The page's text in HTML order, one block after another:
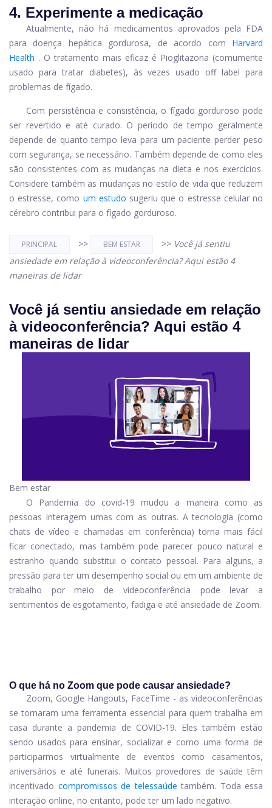
4. Experimente a medicação
Atualmente, não há medicamentos aprovados pela FDA
para doença hepática gordurosa, de acordo com
Harvard
Health . O tratamento mais eficaz é Pioglitazona (comumente
usado para tratar diabetes), às vezes usado off label para
problemas de fígado.
Com persistência e consistência, o fígado gorduroso pode
ser revertido e até curado. O período de tempo geralmente
depende de quanto tempo leva para um paciente perder peso
com segurança, se necessário. Também depende de como eles
são consistentes com as mudanças na dieta e nos exercícios.
Considere também as mudanças no estilo de vida que reduzem
o estresse, como um estudo sugeriu que o estresse celular no
cérebro contribui para o fígado gorduroso.
PRINCIPAL >> BEM ESTAR >> Você já sentiu
ansiedade em relação à videoconferência? Aqui estão 4
maneiras de lidar
Você já sentiu ansiedade em relação
à videoconferência? Aqui estão 4
maneiras de lidar
Bem estar
O
Pandemia do covid-19 mudou a maneira como as
pessoas interagem umas com as outras. A tecnologia (como
chats de vídeo e chamadas em conferência) torna mais fácil
ficar conectado, mas também pode parecer pouco natural e
estranho quando substitui o contato pessoal. Para alguns, a
pressão para ter um desempenho social ou em um ambiente de
trabalho por meio de videoconferência pode levar a
sentimentos de esgotamento, fadiga e até ansiedade de Zoom.
O que há no Zoom que pode causar ansiedade?
Zoom, Google Hangouts, FaceTime - as videoconferências
se tornaram uma ferramenta essencial para quem trabalha em
casa durante a pandemia de COVID-19. Eles também estão
sendo usados ​​para ensinar, socializar e como uma forma de
participarmos virtualmente de eventos como casamentos,
aniversários e até funerais. Muitos provedores de saúde têm
incentivado compromissos de telessaúde também. Toda essa
interação online, no entanto, pode ter um lado negativo.